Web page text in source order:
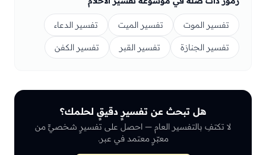
تفسير الموت تفسير الميت تفسير الدعاء
تفسير الجنازة تفسير القبر تفسير الكفن
هل تبحث عن تفسيرٍ دقيقٍ لحلمك؟
لا تكتفِ بالتفسير العام — احصل على تفسيرٍ شخصيٍّ من
معبّرٍ معتمد في عبر.